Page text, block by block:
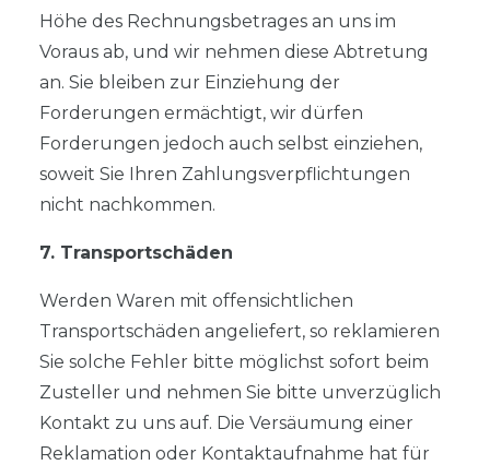
Höhe des Rechnungsbetrages an uns im
Voraus ab, und wir nehmen diese Abtretung
an. Sie bleiben zur Einziehung der
Forderungen ermächtigt, wir dürfen
Forderungen jedoch auch selbst einziehen,
soweit Sie Ihren Zahlungsverpflichtungen
nicht nachkommen.
7. Transportschäden
Werden Waren mit offensichtlichen
Transportschäden angeliefert, so reklamieren
Sie solche Fehler bitte möglichst sofort beim
Zusteller und nehmen Sie bitte unverzüglich
Kontakt zu uns auf. Die Versäumung einer
Reklamation oder Kontaktaufnahme hat für